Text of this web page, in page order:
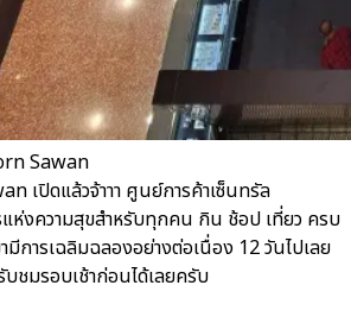
Sawan
เปิดแล้วจ้าาา ศูนย์การค้าเซ็นทรัล
ห่งความสุขสำหรับทุกคน กิน ช้อป เที่ยว ครบ
มีการเฉลิมฉลองอย่างต่อเนื่อง 12 วันไปเลย
ชมรอบเช้าก่อนได้เลยครับ